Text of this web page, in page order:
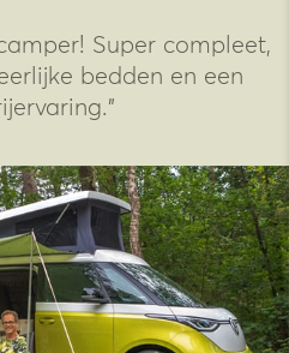
Super compleet,
bedden en een